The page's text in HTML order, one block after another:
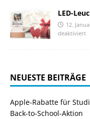
LED-
12.
deaktiviert
NEUESTE BEITRÄGE
Apple-Rabatte für
Back-to-School-Aktion